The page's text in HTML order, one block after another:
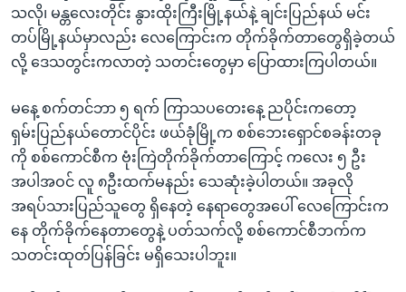
သလို၊ မန္တလေးတိုင်း နွားထိုးကြီးမြို့နယ်နဲ့ ချင်းပြည်နယ် မင်း
တပ်မြို့နယ်မှာလည်း လေကြောင်းက တိုက်ခိုက်တာတွေရှိခဲ့တယ်
လို့ ဒေသတွင်းကလာတဲ့ သတင်းတွေမှာ ပြောထားကြပါတယ်။
မနေ့ စက်တင်ဘာ ၅ ရက် ကြာသပတေးနေ့ ညပိုင်းကတော့
ရှမ်းပြည်နယ်တောင်ပိုင်း ဖယ်ခုံမြို့က စစ်ဘေးရှောင်စခန်းတခု
ကို စစ်ကောင်စီက ဗုံးကြဲတိုက်ခိုက်တာကြောင့် ကလေး ၅ ဦး
အပါအဝင် လူ ၈ဦးထက်မနည်း သေဆုံးခဲ့ပါတယ်။ အခုလို
အရပ်သားပြည်သူတွေ ရှိနေတဲ့ နေရာတွေအပေါ် လေကြောင်းက
နေ တိုက်ခိုက်နေတာတွေနဲ့ ပတ်သက်လို့ စစ်ကောင်စီဘက်က
သတင်းထုတ်ပြန်ခြင်း မရှိသေးပါဘူး။